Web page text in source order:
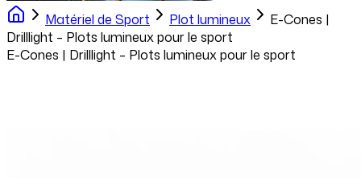
Matériel de Sport Plot lumineux
E-Cones |
Drilllight – Plots lumineux pour le sport
E-Cones | Drilllight – Plots lumineux pour le sport